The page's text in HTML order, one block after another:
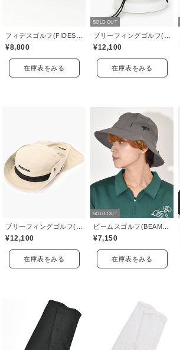
¥8,800
在庫表をみる
SOLD OUT
¥12,100
在庫表をみる
¥12,100
在庫表をみる
SOLD OUT
¥7,150
在庫表をみる